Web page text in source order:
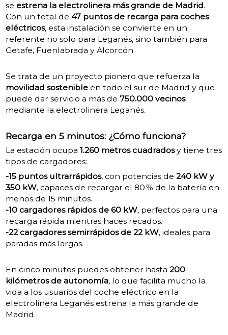
se estrena la electrolinera más grande de Madrid.
Con un total de 47 puntos de recarga para coches
eléctricos, esta instalación se convierte en un
referente no solo para Leganés, sino también para
Getafe, Fuenlabrada y Alcorcón.
Se trata de un proyecto pionero que refuerza la
movilidad sostenibleen todo el sur de Madrid y que
puede dar servicio a más de 750.000 vecinos
mediante la electrolinera Leganés.
Recarga en 5 minutos: ¿Cómo funciona?
La estación ocupa 1.260 metros cuadradosy tiene tres
tipos de cargadores:
-15 puntos ultrarrápidos, con potencias de 240 kW y
350 kW, capaces de recargar el 80 % de la batería en
menos de 15 minutos.
-10 cargadores rápidos de 60 kW, perfectos para una
recarga rápida mientras haces recados.
-22 cargadores semirrápidos de 22 kW, ideales para
paradas más largas.
En cinco minutos puedes obtener hasta 200
kilómetros de autonomía, lo que facilita mucho la
vida a los usuarios del coche eléctrico en la
electrolinera Leganés estrena la más grande de
Madrid.